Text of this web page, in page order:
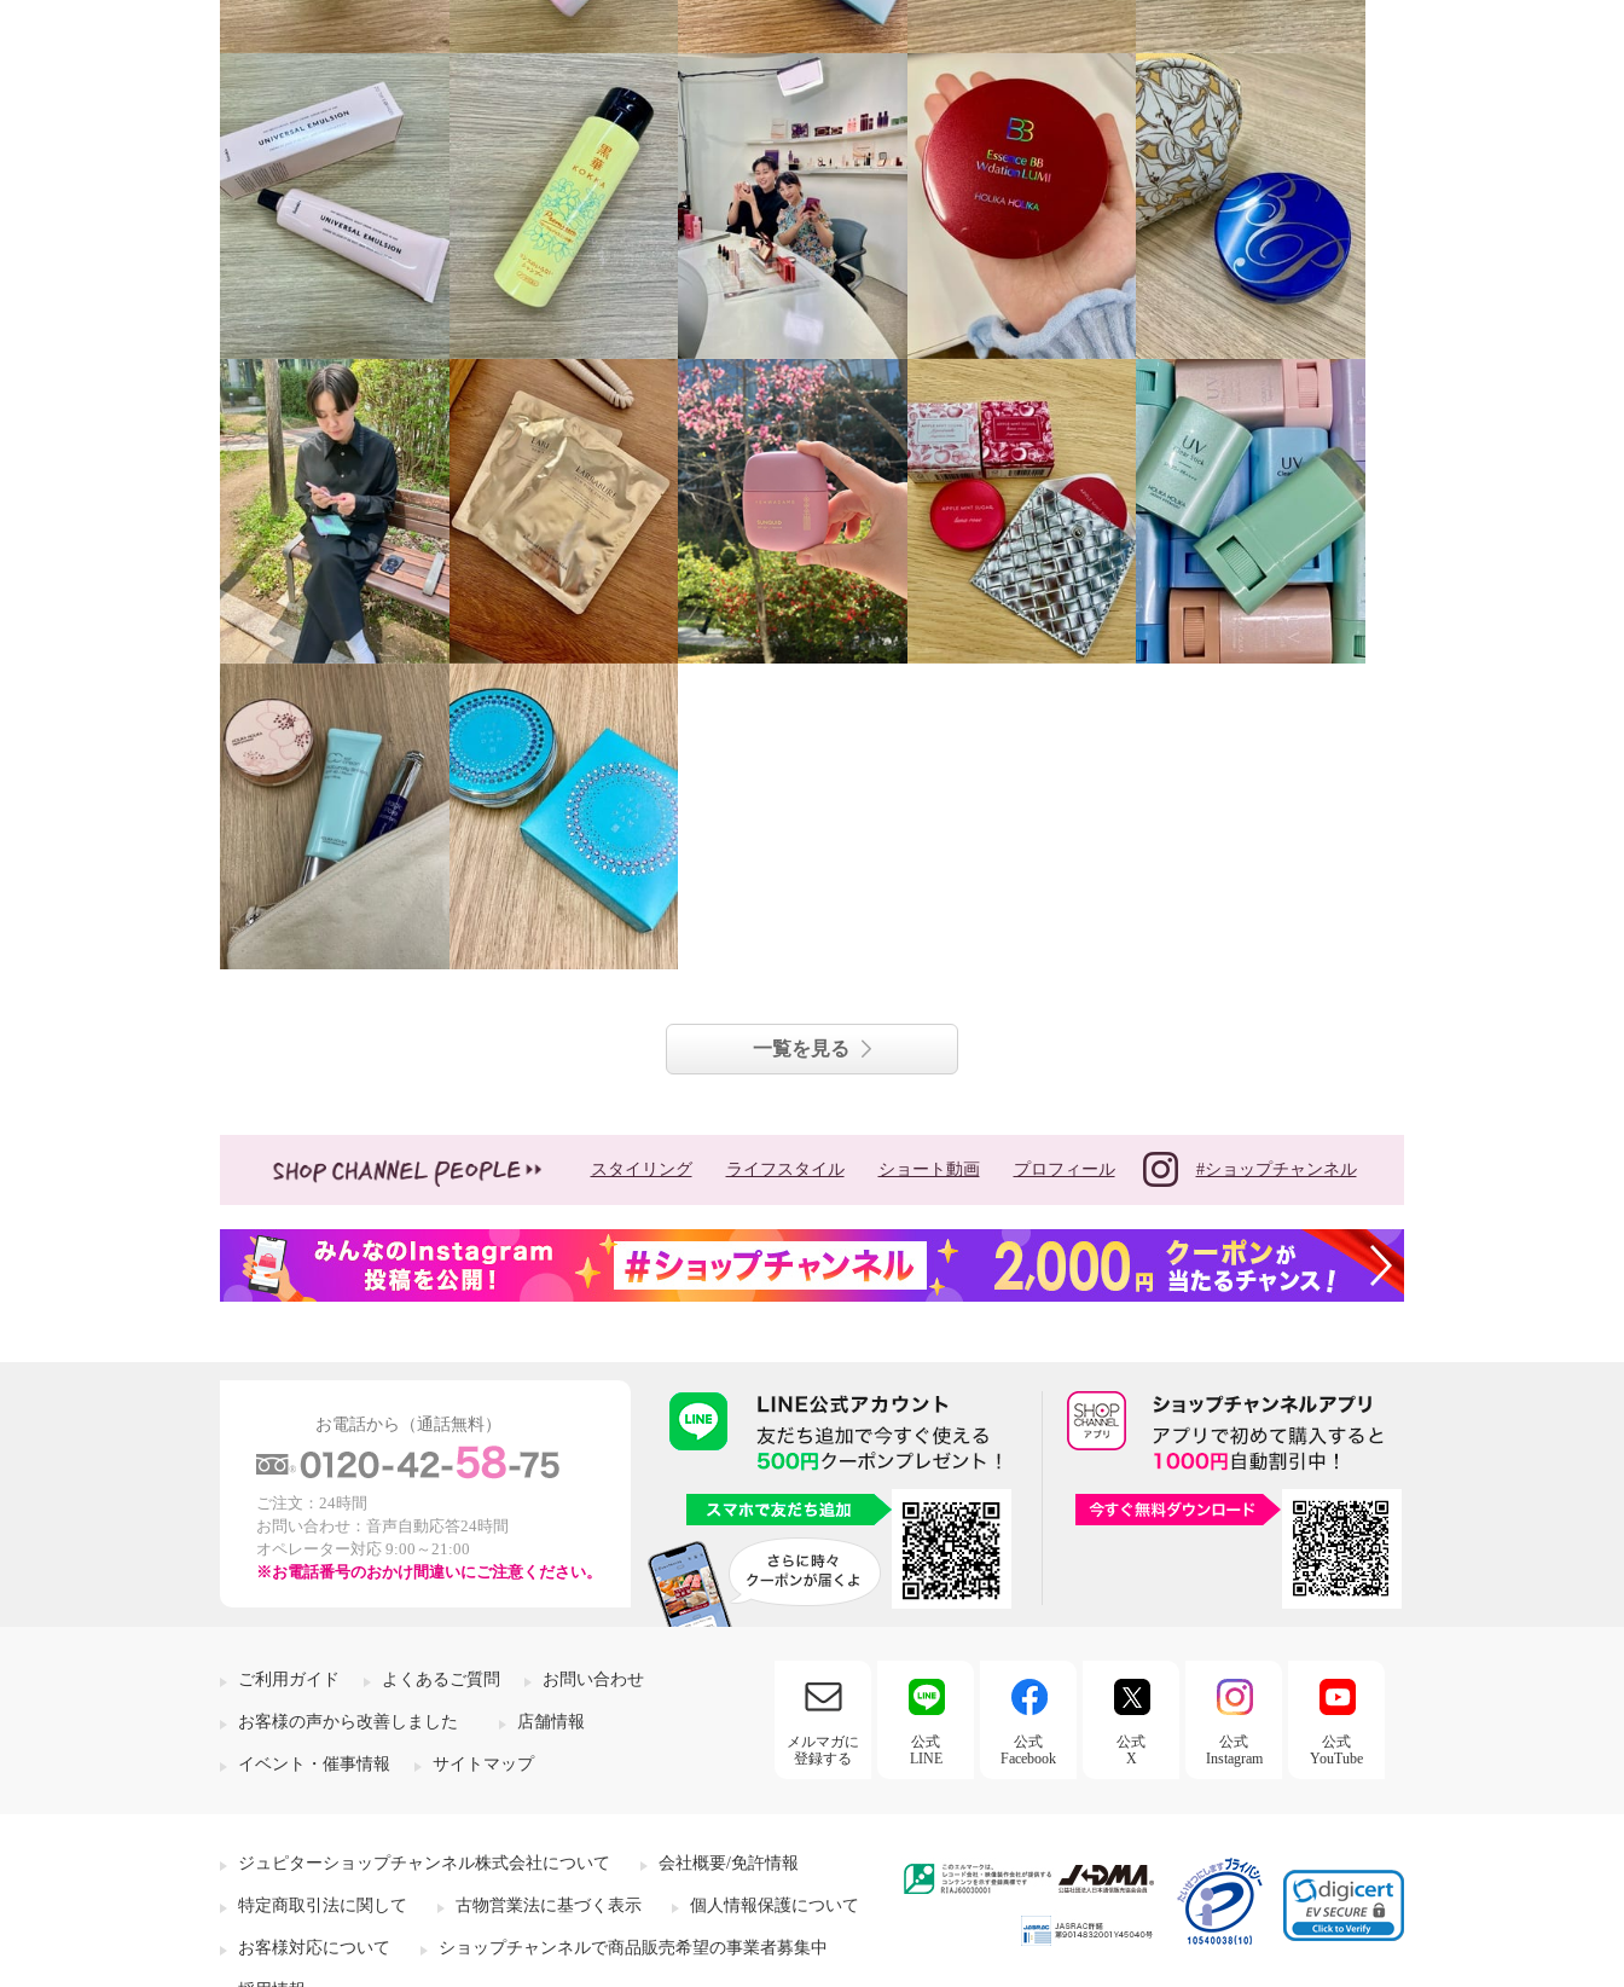
一覧を見る
スタイリング ライフスタイル ショート動画 プロフィール #ショップチャンネル
お電話から（通話無料）
ご注文：24時間
お問い合わせ：音声自動応答24時間
オペレーター対応 9:00～21:00
※お電話番号のおかけ間違いにご注意ください。
ご利用ガイド よくあるご質問 お問い合わせ
お客様の声から改善しました 店舗情報
イベント・催事情報 サイトマップ
メルマガに
登録する
公式
LINE
公式
Facebook
公式
X
公式
Instagram
公式
YouTube
ジュピターショップチャンネル株式会社について 会社概要/免許情報
特定商取引法に関して 古物営業法に基づく表示 個人情報保護について
お客様対応について ショップチャンネルで商品販売希望の事業者募集中